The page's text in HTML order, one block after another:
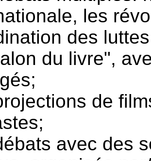
les
des
du livre",
de
avec des